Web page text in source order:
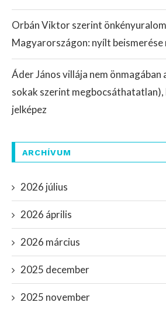
Orbán Viktor szerint
Magyarországon: nyílt beismerése
Áder János villája nem önmagában
sokak szerint megbocsáthatatlan),
jelképez
ARCHÍVUM
2026 július
2026 április
2026 március
2025 december
2025 november